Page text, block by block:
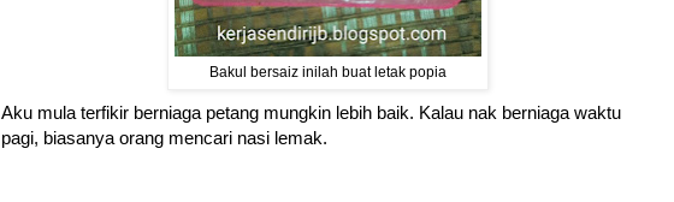
Bakul bersaiz inilah buat letak popia
Aku mula terfikir berniaga petang mungkin lebih baik. Kalau nak berniaga waktu
pagi, biasanya orang mencari nasi lemak.